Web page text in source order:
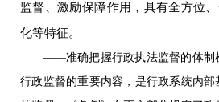
监督、激励保障作用，具有全方位
化等特征。
——准确把握行政执法监督的体制
行政监督的重要内容，是行政系统内